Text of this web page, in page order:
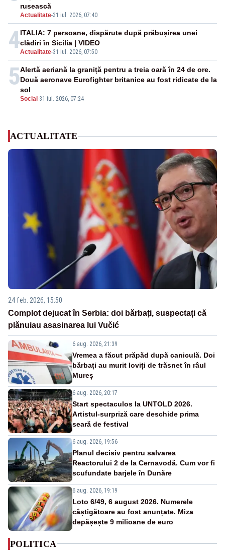
Actualitate-31 iul. 2026, 07:40
rusească
4Actualitate-31 iul. 2026, 07:50
ITALIA: 7 persoane, dispărute după prăbușirea unei
clădiri în Sicilia | VIDEO
5
Social -31 iul. 2026, 07:24
Alertă aeriană la graniță pentru a treia oară în 24 de ore.
Două aeronave Eurofighter britanice au fost ridicate de la
sol
ACTUALITATE
24 feb. 2026, 15:50
Complot dejucat în Serbia: doi bărbați, suspectați că
plănuiau asasinarea lui Vučić
6 aug. 2026, 21:39
Vremea a făcut prăpăd după caniculă. Doi
bărbați au murit loviți de trăsnet în râul
Mureș
6 aug. 2026, 20:17
Start spectaculos la UNTOLD 2026.
Artistul-surpriză care deschide prima
seară de festival
6 aug. 2026, 19:56
Planul decisiv pentru salvarea
Reactorului 2 de la Cernavodă. Cum vor fi
scufundate barjele în Dunăre
6 aug. 2026, 19:19
Loto 6/49, 6 august 2026. Numerele
câștigătoare au fost anunțate. Miza
depășește 9 milioane de euro
POLITICA